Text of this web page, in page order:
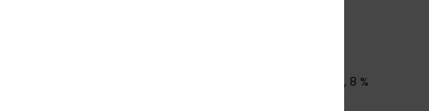
[Hauptstoff] 92 % Nylon/Polyamid, 8 %